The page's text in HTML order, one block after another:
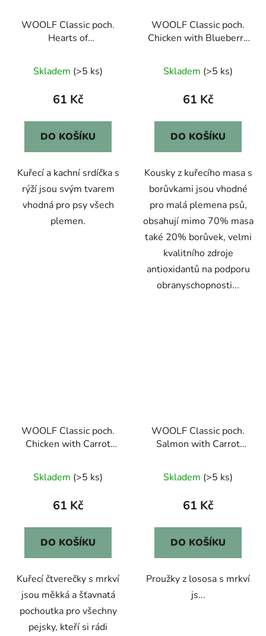
WOOLF Classic poch.
Hearts of
Rice100g
Skladem (>5 ks)
61 Kč
DO KOŠÍKU
Kuřecí a kachní srdíčka s
rýží jsou svým tvarem
vhodná pro psy všech
plemen.
WOOLF Classic poch.
Chicken with Blueberry
Skladem (>5 ks)
61 Kč
DO KOŠÍKU
Kousky z kuřecího masa s
borůvkami jsou vhodné
pro malá plemena psů,
obsahují mimo 70% masa
také 20% borůvek, velmi
kvalitního zdroje
antioxidantů na podporu
obranyschopnosti...
WOOLF Classic poch.
Chicken with Carrot
Skladem (>5 ks)
61 Kč
DO KOŠÍKU
Kuřecí čtverečky s mrkví
jsou měkká a šťavnatá
pochoutka pro všechny
pejsky, kteří si rádi
WOOLF Classic poch.
Salmon with Carrot
Skladem (>5 ks)
61 Kč
DO KOŠÍKU
Proužky z lososa s mrkví
js...